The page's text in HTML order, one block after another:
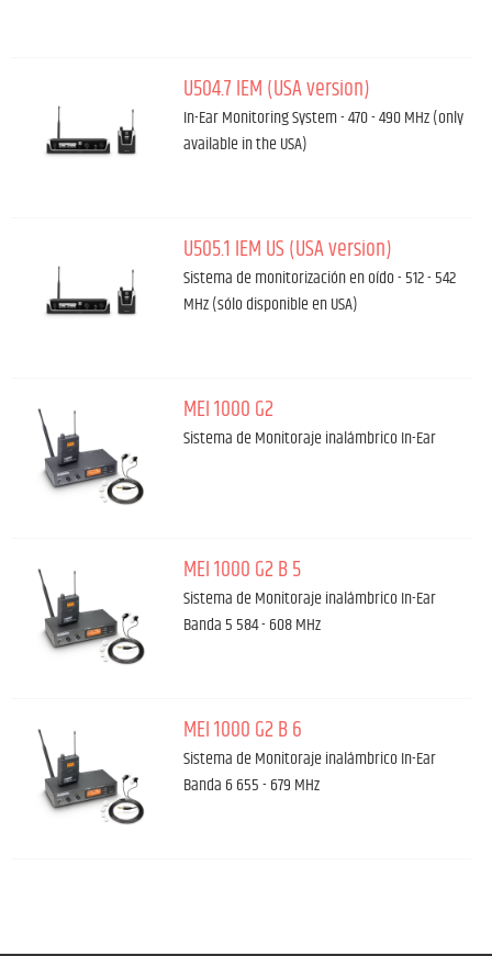
U504.7 IEM (USA version)
In-Ear Monitoring System - 470 - 490 MHz (only
available in the USA)
U505.1 IEM US (USA version)
Sistema de monitorización en oído - 512 - 542
MHz (sólo disponible en USA)
MEI 1000 G2
Sistema de Monitoraje inalámbrico In-Ear
MEI 1000 G2 B 5
Sistema de Monitoraje inalámbrico In-Ear
Banda 5 584 - 608 MHz
MEI 1000 G2 B 6
Sistema de Monitoraje inalámbrico In-Ear
Banda 6 655 - 679 MHz